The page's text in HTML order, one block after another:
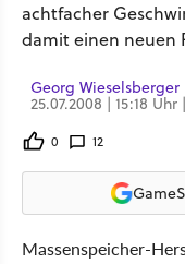
achtfacher
damit einen neuen
Georg Wieselsberger
25.07.2008 | 15:18
0 12
Massenspeicher-